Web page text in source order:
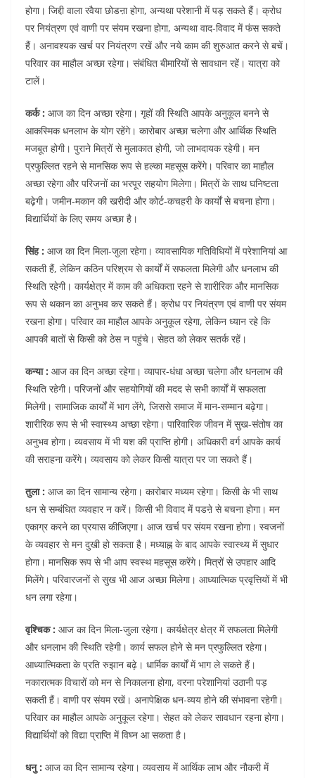
होगा। जिद्दी वाला रवैया छोडऩा होगा, अन्यथा परेशानी में पड़ सकते हैं। क्रोध
पर नियंत्रण एवं वाणी पर संयम रखना होगा, अन्यथा वाद-विवाद में फंस सकते
हैं। अनावश्यक खर्च पर नियंत्रण रखें और नये काम की शुरुआत करने से बचें।
परिवार का माहौल अच्छा रहेगा। संबंधित बीमारियों से सावधान रहें। यात्रा को
टालें।
कर्क : आज का दिन अच्छा रहेगा। गृहों की स्थिति आपके अनुकूल बनने से
आकस्मिक धनलाभ के योग रहेंगे। कारोबार अच्छा चलेगा और आर्थिक स्थिति
मजबूत होगी। पुराने मित्रों से मुलाकात होगी, जो लाभदायक रहेगी। मन
प्रफुल्लित रहने से मानसिक रूप से हल्का महसूस करेंगे। परिवार का माहौल
अच्छा रहेगा और परिजनों का भरपूर सहयोग मिलेगा। मित्रों के साथ घनिष्टता
बढ़ेगी। जमीन-मकान की खरीदी और कोर्ट-कचहरी के कार्यों से बचना होगा।
विद्यार्थियों के लिए समय अच्छा है।
सिंह : आज का दिन मिला-जुला रहेगा। व्यावसायिक गतिविधियों में परेशानियां आ
सकती हैं, लेकिन कठिन परिश्रम से कार्यों में सफलता मिलेगी और धनलाभ की
स्थिति रहेगी। कार्यक्षेत्र में काम की अधिकता रहने से शारीरिक और मानसिक
रूप से थकान का अनुभव कर सकते हैं। क्रोध पर नियंत्रण एवं वाणी पर संयम
रखना होगा। परिवार का माहौल आपके अनुकूल रहेगा, लेकिन ध्यान रहे कि
आपकी बातों से किसी को ठेस न पहुंचे। सेहत को लेकर सतर्क रहें।
कन्या : आज का दिन अच्छा रहेगा। व्यापार-धंधा अच्छा चलेगा और धनलाभ की
स्थिति रहेगी। परिजनों और सहयोगियों की मदद से सभी कार्यों में सफलता
मिलेगी। सामाजिक कार्यों में भाग लेंगे, जिससे समाज में मान-सम्मान बढ़ेगा।
शारीरिक रूप से भी स्वास्थ्य अच्छा रहेगा। पारिवारिक जीवन में सुख-संतोष का
अनुभव होगा। व्यवसाय में भी यश की प्राप्ति होगी। अधिकारी वर्ग आपके कार्य
की सराहना करेंगे। व्यवसाय को लेकर किसी यात्रा पर जा सकते हैं।
तुला : आज का दिन सामान्य रहेगा। कारोबार मध्यम रहेगा। किसी के भी साथ
धन से सम्बंधित व्यवहार न करें। किसी भी विवाद में पडऩे से बचना होगा। मन
एकाग्र करने का प्रयास कीजिएगा। आज खर्च पर संयम रखना होगा। स्वजनों
के व्यवहार से मन दुखी हो सकता है। मध्याह्न के बाद आपके स्वास्थ्य में सुधार
होगा। मानसिक रूप से भी आप स्वस्थ महसूस करेंगे। मित्रों से उपहार आदि
मिलेंगे। परिवारजनों से सुख भी आज अच्छा मिलेगा। आध्यात्मिक प्रवृत्तियों में भी
धन लगा रहेगा।
वृश्चिक : आज का दिन मिला-जुला रहेगा। कार्यक्षेत्र क्षेत्र में सफलता मिलेगी
और धनलाभ की स्थिति रहेगी। कार्य सफल होने से मन प्रफुल्लित रहेगा।
आध्यात्मिकता के प्रति रुझान बढ़े। धार्मिक कार्यों में भाग ले सकते हैं।
नकारात्मक विचारों को मन से निकालना होगा, वरना परेशानियां उठानी पड़
सकती हैं। वाणी पर संयम रखें। अनापेक्षिक धन-व्यय होने की संभावना रहेगी।
परिवार का माहौल आपके अनुकूल रहेगा। सेहत को लेकर सावधान रहना होगा।
विद्यार्थियों को विद्या प्राप्ति में विघ्न आ सकता है।
धनु : आज का दिन सामान्य रहेगा। व्यवसाय में आर्थिक लाभ और नौकरी में